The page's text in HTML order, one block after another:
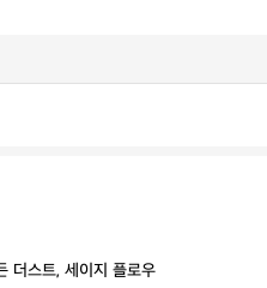
더스트, 세이지 플로우